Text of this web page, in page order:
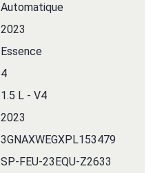
Automatique
2023
Essence
4
1.5 L - V4
2023
3GNAXWEGXPL153479
SP-FEU-23EQU-Z2633